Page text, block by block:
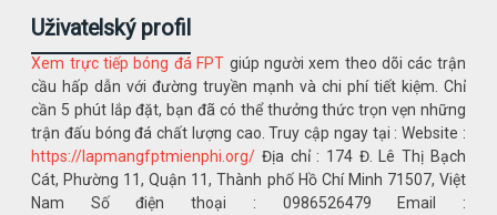
Uživatelský profil
Xem trực tiếp bóng đá FPT giúp người xem theo dõi các trận
cầu hấp dẫn với đường truyền mạnh và chi phí tiết kiệm. Chỉ
cần 5 phút lắp đặt, bạn đã có thể thưởng thức trọn vẹn những
trận đấu bóng đá chất lượng cao. Truy cập ngay tại : Website :
https://lapmangfptmienphi.org/ Địa chỉ : 174 Đ. Lê Thị Bạch
Cát, Phường 11, Quận 11, Thành phố Hồ Chí Minh 71507, Việt
Nam Số điện thoại : 0986526479 Email :